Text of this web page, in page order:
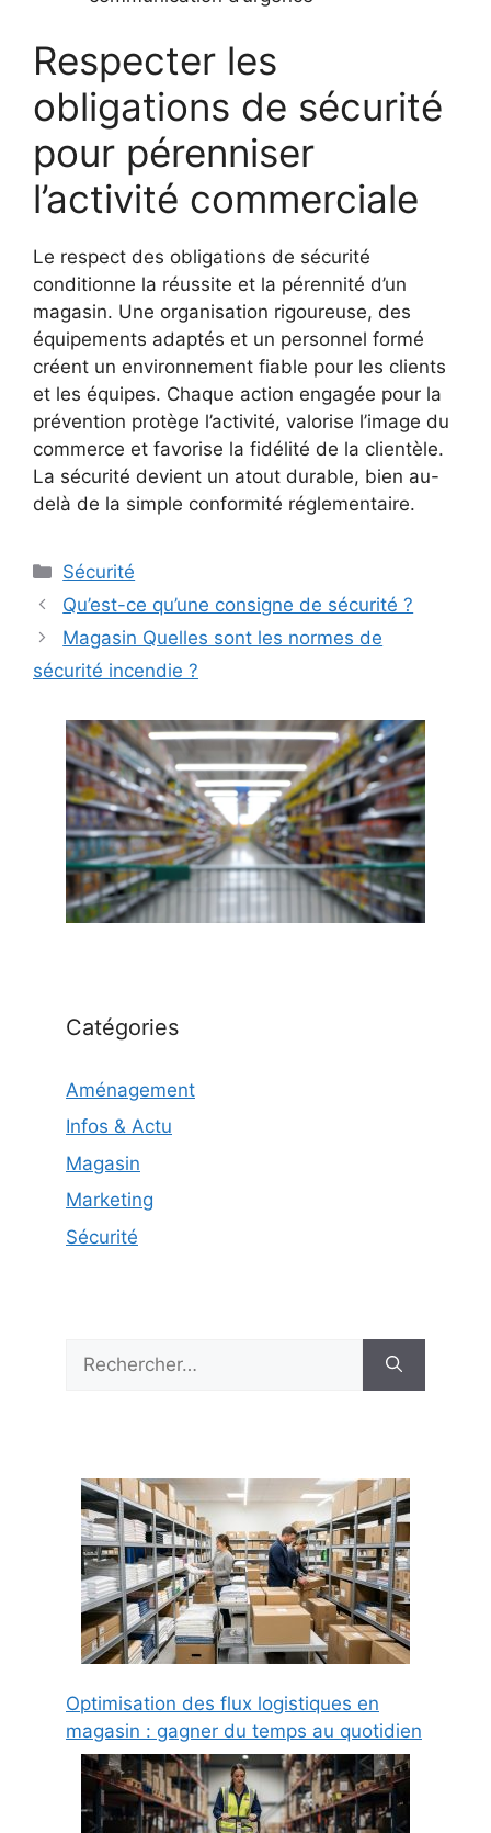
Respecter les
obligations de sécurité
pour pérenniser
l’activité commerciale
Le respect des obligations de sécurité
conditionne la réussite et la pérennité d’un
magasin. Une organisation rigoureuse, des
équipements adaptés et un personnel formé
créent un environnement fiable pour les clients
et les équipes. Chaque action engagée pour la
prévention protège l’activité, valorise l’image du
commerce et favorise la fidélité de la clientèle.
La sécurité devient un atout durable, bien au-
delà de la simple conformité réglementaire.
Catégories
Sécurité
Qu’est-ce qu’une consigne de sécurité ?
Magasin Quelles sont les normes de
sécurité incendie ?
Catégories
Aménagement
Infos & Actu
Magasin
Marketing
Sécurité
Optimisation des flux logistiques en
magasin : gagner du temps au quotidien